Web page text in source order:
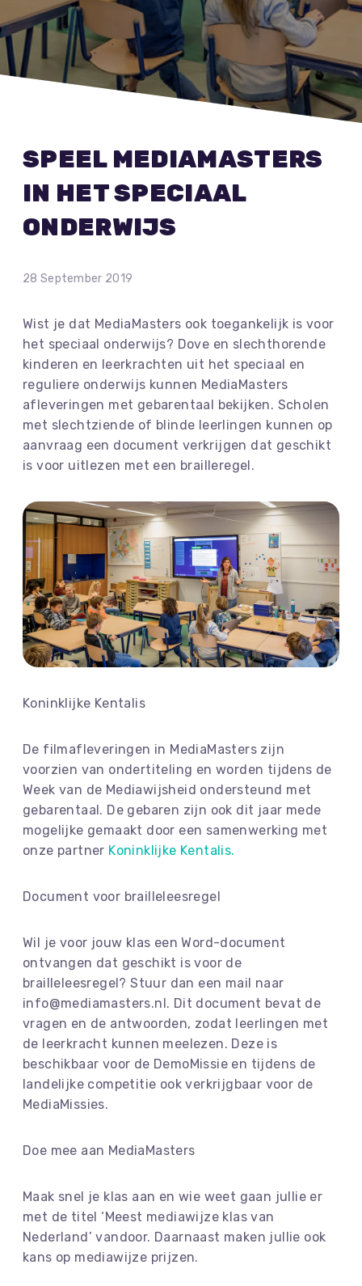
SPEEL MEDIAMASTERS
IN HET SPECIAAL
ONDERWIJS
28 September 2019
Wist je dat MediaMasters ook toegankelijk is voor
het speciaal onderwijs? Dove en slechthorende
kinderen en leerkrachten uit het speciaal en
reguliere onderwijs kunnen MediaMasters
afleveringen met gebarentaal bekijken. Scholen
met slechtziende of blinde leerlingen kunnen op
aanvraag een document verkrijgen dat geschikt
is voor uitlezen met een brailleregel.
Koninklijke Kentalis
De filmafleveringen in MediaMasters zijn
voorzien van ondertiteling en worden tijdens de
Week van de Mediawijsheid ondersteund met
gebarentaal. De gebaren zijn ook dit jaar mede
mogelijke gemaakt door een samenwerking met
onze partner Koninklijke Kentalis.
Document voor brailleleesregel
Wil je voor jouw klas een Word-document
ontvangen dat geschikt is voor de
brailleleesregel? Stuur dan een mail naar
info@mediamasters.nl. Dit document bevat de
vragen en de antwoorden, zodat leerlingen met
de leerkracht kunnen meelezen. Deze is
beschikbaar voor de DemoMissie en tijdens de
landelijke competitie ook verkrijgbaar voor de
MediaMissies.
Doe mee aan MediaMasters
Maak snel je klas aan en wie weet gaan jullie er
met de titel ‘Meest mediawijze klas van
Nederland’ vandoor. Daarnaast maken jullie ook
kans op mediawijze prijzen.